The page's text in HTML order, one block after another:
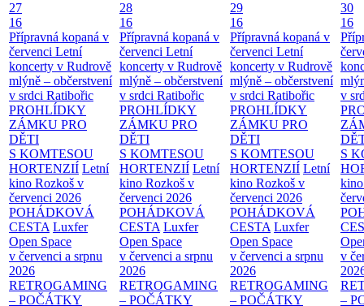
27
16
Přípravná kopaná v
červenci Letní
koncerty v Rudrově
mlýně – občerstvení
v srdci Ratibořic
PROHLÍDKY
ZÁMKU PRO
DĚTI
S KOMTESOU
HORTENZIÍ Letní
kino Rozkoš v
červenci 2026
POHÁDKOVÁ
CESTA Luxfer
Open Space
v červenci a srpnu
2026
RETROGAMING
– POČÁTKY
28
16
Přípravná kopaná v
červenci Letní
koncerty v Rudrově
mlýně – občerstvení
v srdci Ratibořic
PROHLÍDKY
ZÁMKU PRO
DĚTI
S KOMTESOU
HORTENZIÍ Letní
kino Rozkoš v
červenci 2026
POHÁDKOVÁ
CESTA Luxfer
Open Space
v červenci a srpnu
2026
RETROGAMING
– POČÁTKY
29
16
Přípravná kopaná v
červenci Letní
koncerty v Rudrově
mlýně – občerstvení
v srdci Ratibořic
PROHLÍDKY
ZÁMKU PRO
DĚTI
S KOMTESOU
HORTENZIÍ Letní
kino Rozkoš v
červenci 2026
POHÁDKOVÁ
CESTA Luxfer
Open Space
v červenci a srpnu
2026
RETROGAMING
– POČÁTKY
30
16
v
S
v
–